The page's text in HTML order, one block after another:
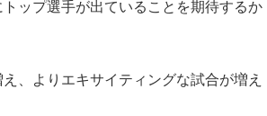
ップ選手が出ていることを期待するか
、よりエキサイティングな試合が増え